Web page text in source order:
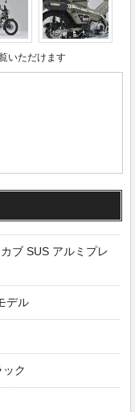
いただけます
ブ SUS アルミプレ
デル
ク